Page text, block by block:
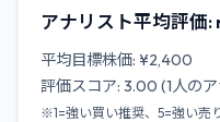
アナリスト平均評価:
平均目標株価: ¥2,400
評価スコア: 3.00 (1人の
※1=強い買い推奨、5=強い売